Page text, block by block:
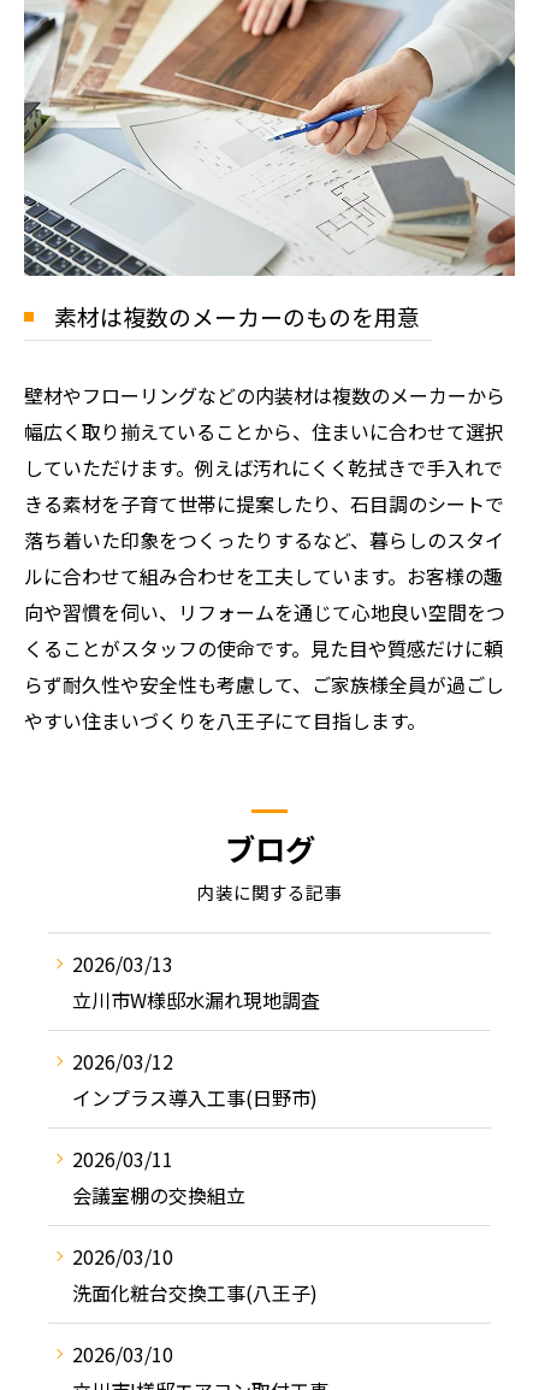
素材は複数のメーカーのものを用意
壁材やフローリングなどの内装材は複数のメーカーから
幅広く取り揃えていることから、住まいに合わせて選択
していただけます。例えば汚れにくく乾拭きで手入れで
きる素材を子育て世帯に提案したり、石目調のシートで
落ち着いた印象をつくったりするなど、暮らしのスタイ
ルに合わせて組み合わせを工夫しています。お客様の趣
向や習慣を伺い、リフォームを通じて心地良い空間をつ
くることがスタッフの使命です。見た目や質感だけに頼
らず耐久性や安全性も考慮して、ご家族様全員が過ごし
やすい住まいづくりを八王子にて目指します。
ブログ
内装に関する記事
2026/03/13
立川市W様邸水漏れ現地調査
2026/03/12
インプラス導入工事(日野市)
2026/03/11
会議室棚の交換組立
2026/03/10
洗面化粧台交換工事(八王子)
2026/03/10